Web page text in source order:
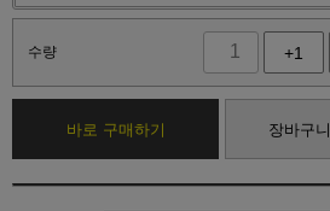
수량 +1
바로 구매하기 장바구니